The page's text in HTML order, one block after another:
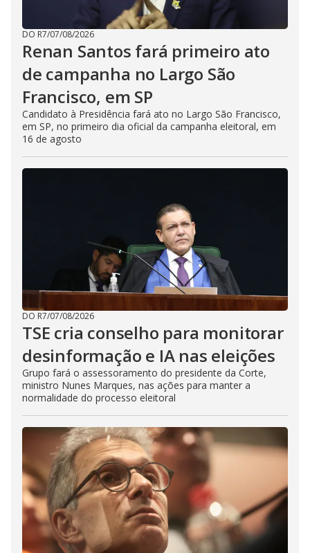
DO R7/07/08/2026
Renan Santos fará primeiro ato
de campanha no Largo São
Francisco, em SP
Candidato à Presidência fará ato no Largo São Francisco,
em SP, no primeiro dia oficial da campanha eleitoral, em
16 de agosto
DO R7/07/08/2026
TSE cria conselho para monitorar
desinformação e IA nas eleições
Grupo fará o assessoramento do presidente da Corte,
ministro Nunes Marques, nas ações para manter a
normalidade do processo eleitoral